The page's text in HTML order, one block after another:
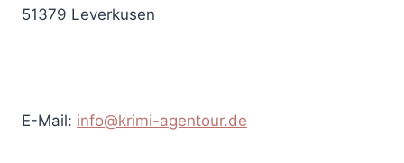
51379 Leverkusen
E-Mail: info@krimi-agentour.de